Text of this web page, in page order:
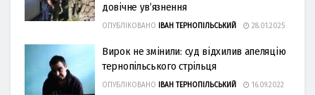
довічне ув’язнення
ОПУБЛІКОВАНО ІВАН ТЕРНОПІЛЬСЬКИЙ 28.01.2025
Вирок не змінили: суд відхилив апеляцію
тернопільського стрільця
ОПУБЛІКОВАНО ІВАН ТЕРНОПІЛЬСЬКИЙ 16.09.2022